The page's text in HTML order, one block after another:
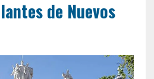
de Nuevos